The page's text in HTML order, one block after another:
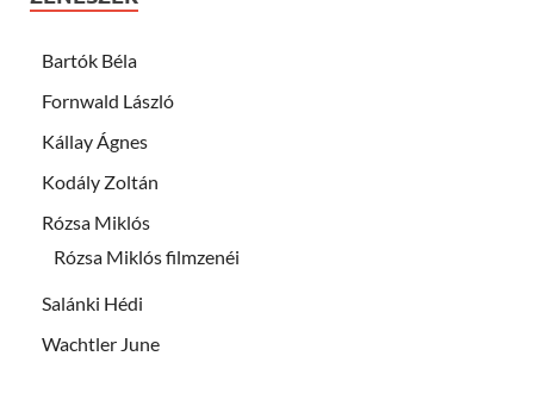
Bartók Béla
Fornwald László
Kállay Ágnes
Kodály Zoltán
Rózsa Miklós
Rózsa Miklós filmzenéi
Salánki Hédi
Wachtler June